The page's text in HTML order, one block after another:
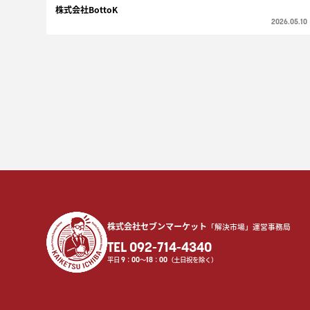
株式会社BottoK
2026.05.10
株式会社セブンマーケット 「解決市場」運営事務局
TEL 092-714-4340
平日 9： 00〜18： 00（土日祝を除く）